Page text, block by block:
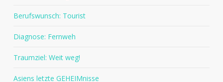
Berufswunsch: Tourist
Diagnose: Fernweh
Traumziel: Weit weg!
Asiens letzte GEHEIMnisse